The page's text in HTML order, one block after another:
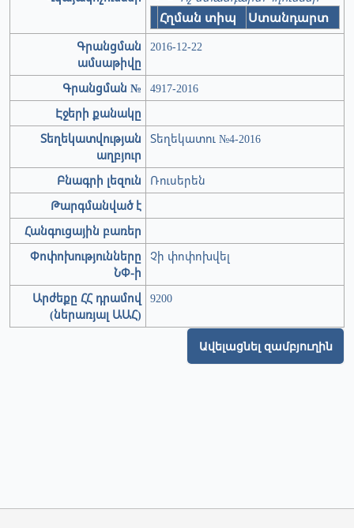
Հղման տիպ Ստանդարտ
Գրանցման
ամսաթիվը
2016-12-22
Գրանցման №
4917-2016
Էջերի քանակը
Տեղեկատվության
աղբյուր
Տեղեկատու №4-2016
Բնագրի լեզուն
Ռուսերեն
Թարգմանված է
Հանգուցային բառեր
Փոփոխությունները
ՆՓ-ի
Չի փոփոխվել
Արժեքը ՀՀ դրամով
(ներառյալ ԱԱՀ)
9200
Ավելացնել զամբյուղին